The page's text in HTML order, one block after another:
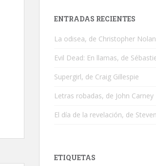
ENTRADAS RECIENTES
La odisea, de Christopher Nolan
Evil Dead: En llamas, de
Supergirl, de Craig Gillespie
Letras robadas, de John Carney
El día de la revelación, de
ETIQUETAS